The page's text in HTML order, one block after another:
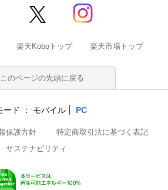
楽天Koboトップ 楽天市場トップ
このページの先頭に戻る
ード モバイル PC
保護方針
特定商取引法に基づく表記
サステナビリティ